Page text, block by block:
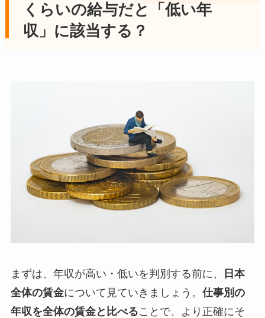
くらいの給与だと「低い年
収」に該当する？
まずは、年収が高い・低いを判別する前に、
日本
全体の賃金について見ていきましょう。 仕事別の
年収を全体の賃金と比べることで、より正確にそ